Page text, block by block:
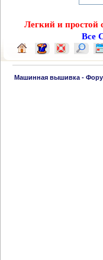
Легкий и простой
Все
Машинная вышивка -